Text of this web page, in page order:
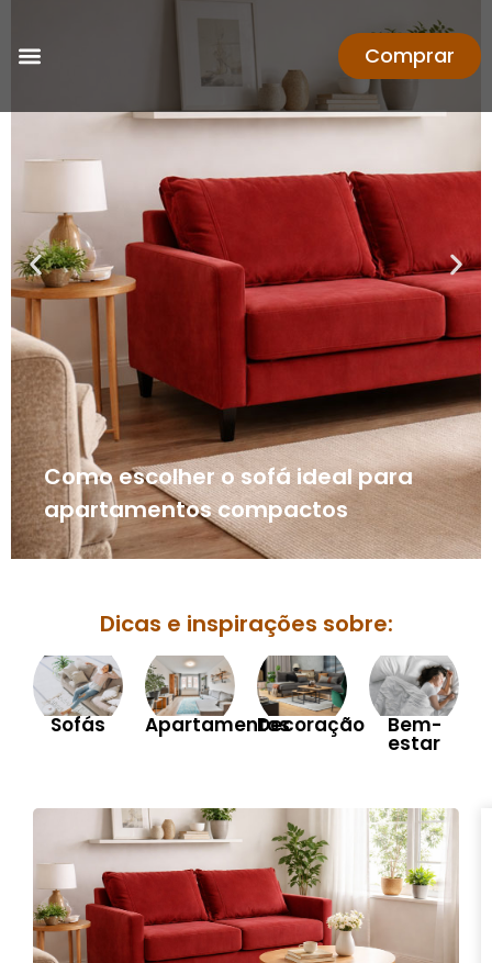
Comprar
Como escolher o sofá ideal para
apartamentos compactos
Dicas e inspirações sobre:
Sofás ApartamentosDecoração Bem-
estar